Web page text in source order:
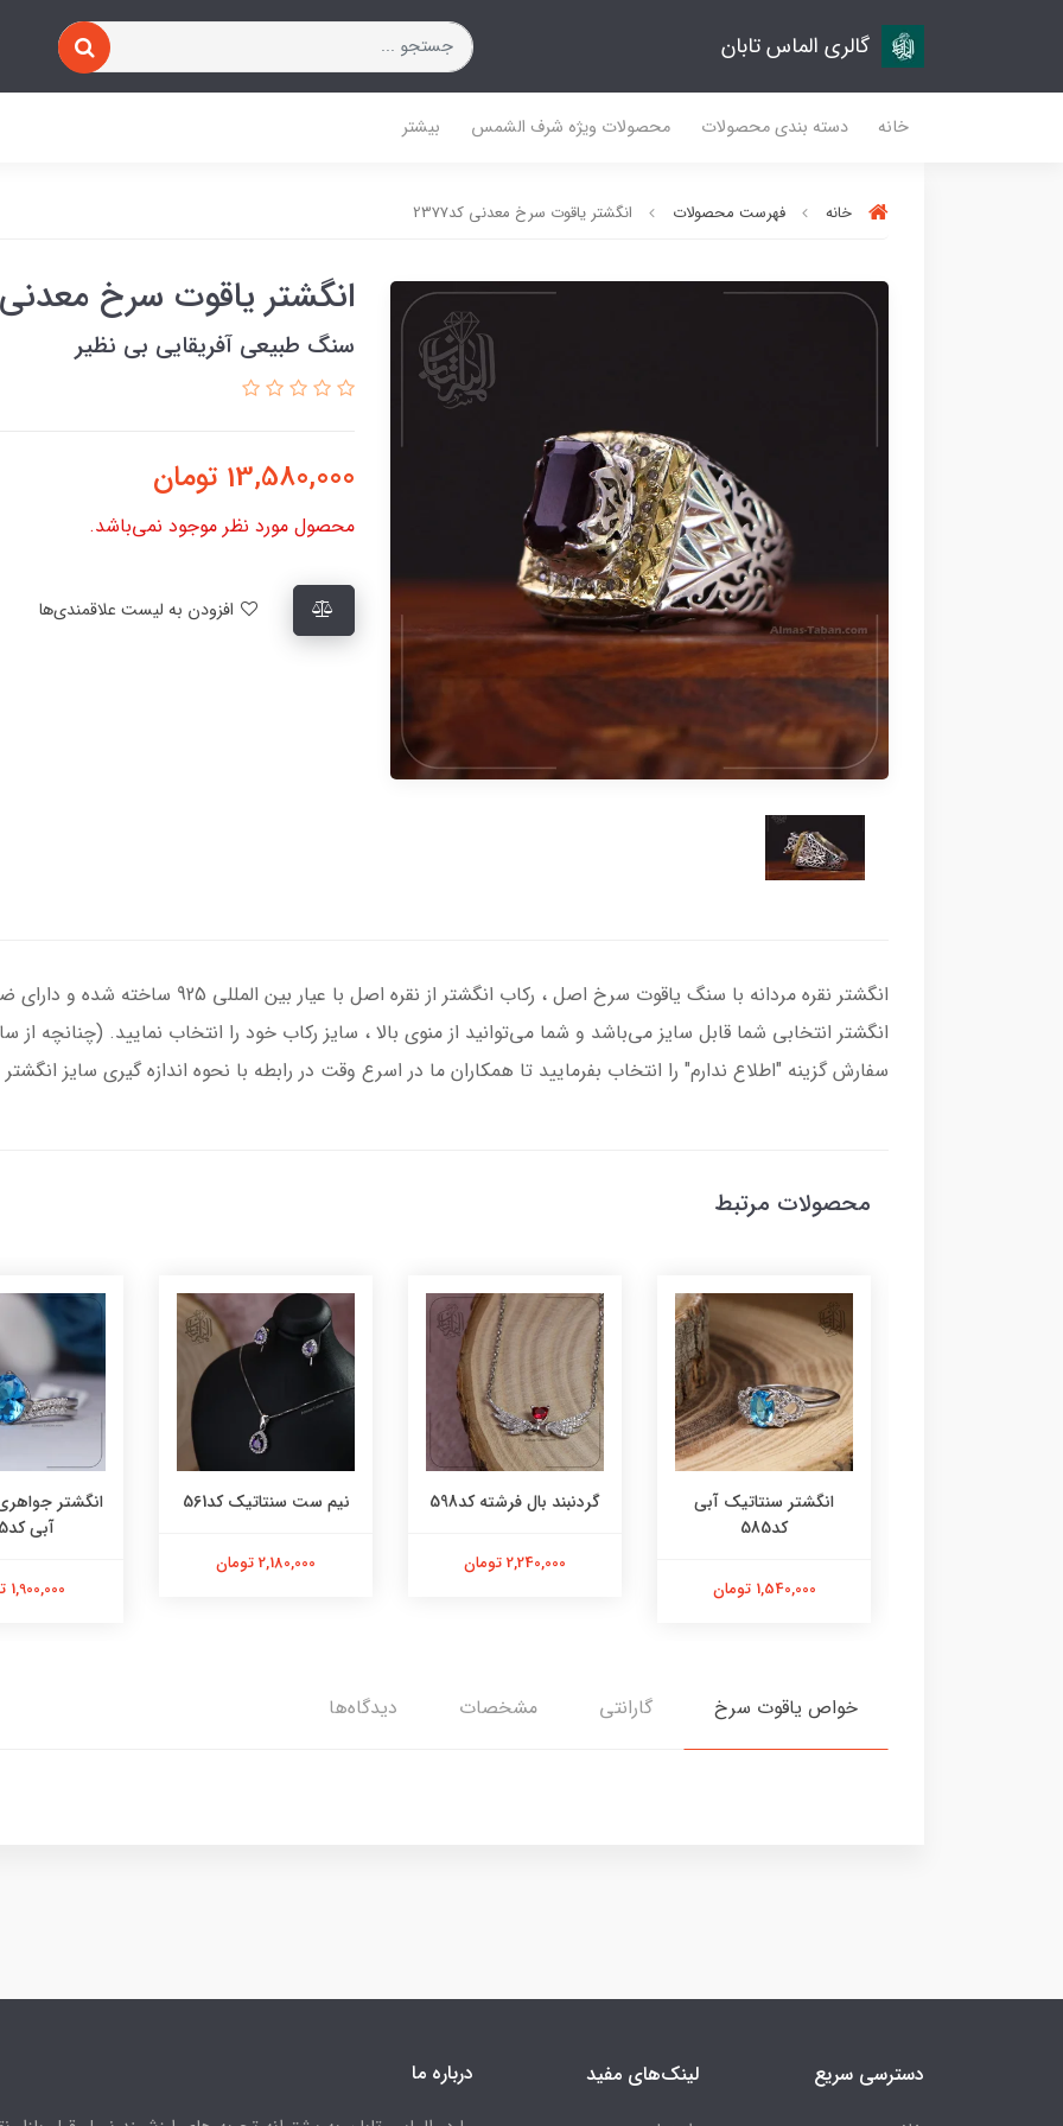
گالری الماس تابان
خانه دسته بندی محصولات محصولات ویژه شرف الشمس بیشتر
خانه فهرست محصولات انگشتر یاقوت سرخ معدنی کد2377
انگشتر یاقوت سرخ معدنی
سنگ طبیعی آفریقایی بی نظیر
13,580,000 تومان
محصول مورد نظر موجود نمی‌باشد.
انگشتر نقره مردانه با سنگ یاقوت سرخ اصل ، رکاب
انگشتر انتخابی شما قابل سایز می‌باشد و شما می‌توانید از منوی بالا ، سایز رکاب خود را انتخاب نمایید. (چنانچه
سفارش گزینه "اطلاع ندارم" را انتخاب بفرمایید تا همکاران ما در اسرع وقت در رابطه با نحوه اندازه گیری سایز
محصولات مرتبط
انگشتر سنتاتیک آبی
کد585
1,540,000 تومان
گردنبند بال فرشته کد598
2,240,000 تومان
نیم ست سنتاتیک کد561
2,180,000 تومان
انگشتر
آبی کد565
1,900,000 تومان
خواص یاقوت سرخ گارانتی مشخصات دیدگاه‌ها
دسترسی سریع لینک‌های مفید درباره ما